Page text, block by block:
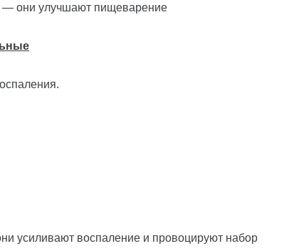
— они улучшают пищеварение
усиливают воспаление и провоцируют набор